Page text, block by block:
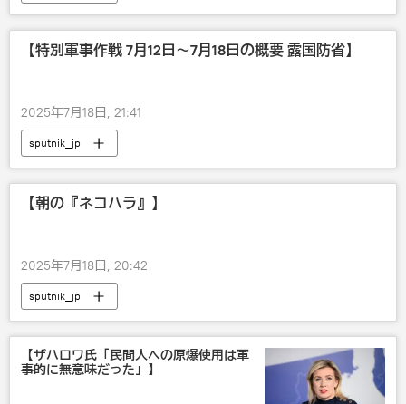
【特別軍事作戦 7月12日～7月18日の概要 露国防省】
2025年7月18日, 21:41
sputnik_jp
【朝の『ネコハラ』】
2025年7月18日, 20:42
sputnik_jp
【ザハロワ氏「民間人への原爆使用は軍
事的に無意味だった」】